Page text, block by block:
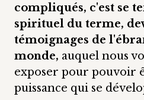
compliqués, c'est se
spirituel du terme,
témoignages de
monde, auquel nous
exposer pour pouvoir
puissance qui se